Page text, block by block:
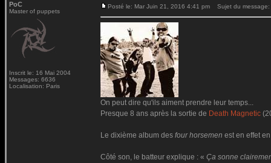
PoC
Master of puppets
Inscrit le: 16 Mai 2004
Messages: 6636
Localisation: Paris
Posté le: Mar Juin 21, 2016 4:41 pm Sujet du message:
On peut dire qu'ils aiment prendre leur temps...
Presque 8 ans après la sortie de Death Magnetic
Le dixième album des four horsemen est en effet
Côté son, le batteur explique : « Ça sonne